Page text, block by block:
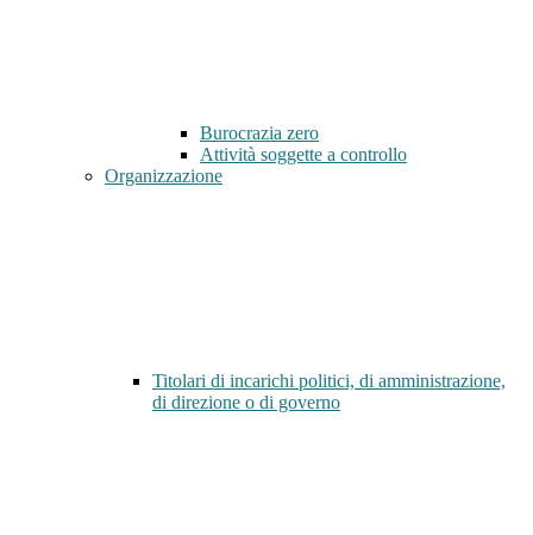
Burocrazia zero
Attività soggette a controllo
Organizzazione
Titolari di incarichi politici, di amministrazione,
di direzione o di governo